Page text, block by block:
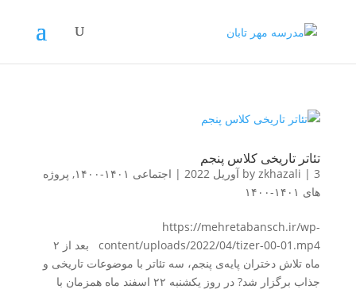
تئاتر تاریخی کلاس پنجم
byzkhazali |3 آوریل 2022 | اجتماعی ۱۴۰۱-۱۴۰۰ , پروژه
های ۱۴۰۱-۱۴۰۰
https://mehretabansch.ir/wp-
content/uploads/2022/04/tizer-00-01.mp4 بعد از ۲
ماه تلاش دختران پایه‌ی پنجم، سه تئاتر با موضوعات تاریخی و
جذاب برگزار شد? در روز یکشنبه ۲۲ اسفند ماه همزمان با